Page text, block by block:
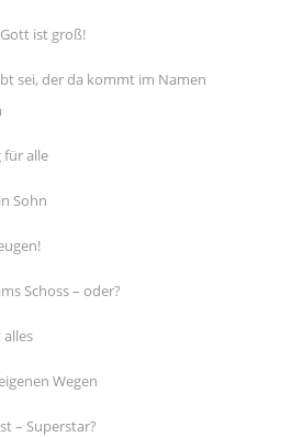
ist groß!
sei, der da kommt im Namen
alle
Sohn
Schoss – oder?
Wegen
– Superstar?